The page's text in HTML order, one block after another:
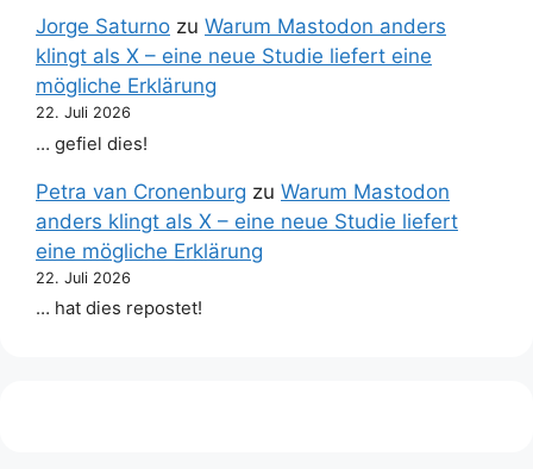
Jorge Saturno zu Warum Mastodon anders
klingt als X – eine neue Studie liefert eine
mögliche Erklärung
22. Juli 2026
… gefiel dies!
Petra van Cronenburg zu Warum Mastodon
anders klingt als X – eine neue Studie liefert
eine mögliche Erklärung
22. Juli 2026
… hat dies repostet!